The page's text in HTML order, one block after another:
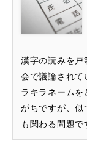
漢字の読みを戸
会で議論されて
ラキラネーム
がちですが、似
も関わる問題で